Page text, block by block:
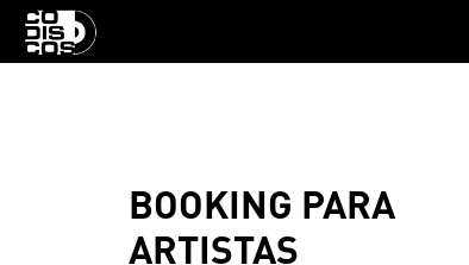
BOOKING PARA
ARTISTAS